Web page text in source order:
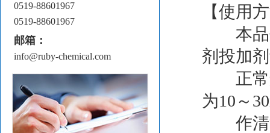
0519-88601967
0519-88601967
邮箱：
info@ruby-chemical.com
【使用
本品作
剂投加
正常运
为10～
作清洗